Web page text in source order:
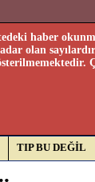
haber
olan
TIP BU DEĞİL